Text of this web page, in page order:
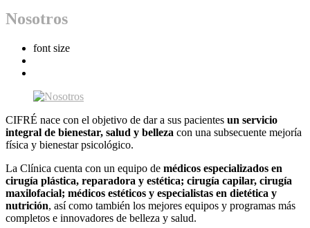
Nosotros
font size
CIFRÉ nace con el objetivo de dar a sus pacientes un servicio
integral de bienestar, salud y belleza con una subsecuente mejoría
física y bienestar psicológico.
La Clínica cuenta con un equipo de médicos especializados en
cirugía plástica, reparadora y estética; cirugía capilar, cirugía
maxilofacial; médicos estéticos y especialistas en dietética y
nutrición, así como también los mejores equipos y programas más
completos e innovadores de belleza y salud.